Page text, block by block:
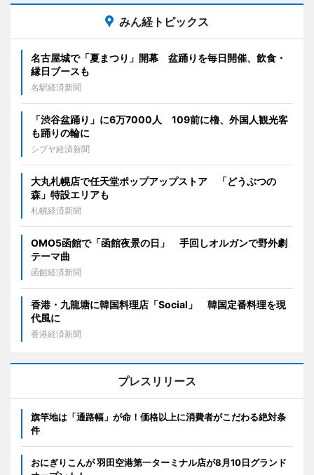
みん経トピックス
名古屋城で「夏まつり」開幕 盆踊りを毎日開催、飲食・
縁日ブースも
名駅経済新聞
「渋谷盆踊り」に6万7000人 109前に櫓、外国人観光客
も踊りの輪に
シブヤ経済新聞
大丸札幌店で任天堂ポップアップストア 「どうぶつの
森」特設エリアも
札幌経済新聞
OMO5函館で「函館夜景の日」 手回しオルガンで野外劇
テーマ曲
函館経済新聞
香港・九龍塘に韓国料理店「Social」 韓国定番料理を現
代風に
香港経済新聞
プレスリリース
旗竿地は「通路幅」が命！価格以上に消費者がこだわる絶対条
件
おにぎりこんが 羽田空港第一ターミナル店が8月10日グランド